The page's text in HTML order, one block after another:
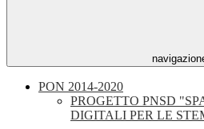
PON 2014-2020
PROGETTO PNSD
DIGITALI PER LE